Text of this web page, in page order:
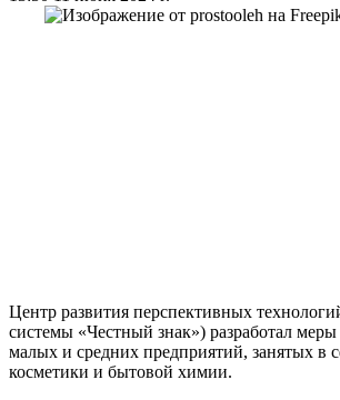
Центр развития перспективных
системы «Честный знак») разработал
малых и средних предприятий, занятых в
косметики и бытовой химии.